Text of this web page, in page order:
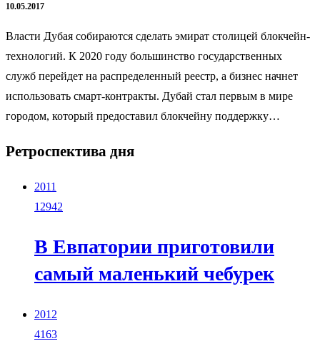
10.05.2017
Власти Дубая собираются сделать эмират столицей блокчейн-
технологий. К 2020 году большинство государственных
служб перейдет на распределенный реестр, а бизнес начнет
использовать смарт-контракты. Дубай стал первым в мире
городом, который предоставил блокчейну поддержку…
Ретроспектива дня
2011
12942
В Евпатории приготовили
самый маленький чебурек
2012
4163